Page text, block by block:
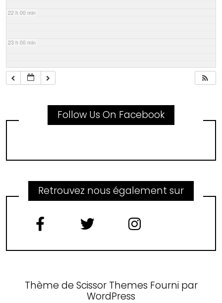
22 h 00 min
23 h 00 min
Follow Us On Facebook
Retrouvez nous également sur
Thème de Scissor Themes Fourni par
WordPress